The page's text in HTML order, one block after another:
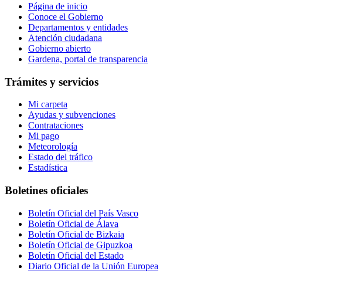
Página de inicio
Conoce el Gobierno
Departamentos y entidades
Atención ciudadana
Gobierno abierto
Gardena, portal de transparencia
Trámites y servicios
Mi carpeta
Ayudas y subvenciones
Contrataciones
Mi pago
Meteorología
Estado del tráfico
Estadística
Boletines oficiales
Boletín Oficial del País Vasco
Boletín Oficial de Álava
Boletín Oficial de Bizkaia
Boletín Oficial de Gipuzkoa
Boletín Oficial del Estado
Diario Oficial de la Unión Europea